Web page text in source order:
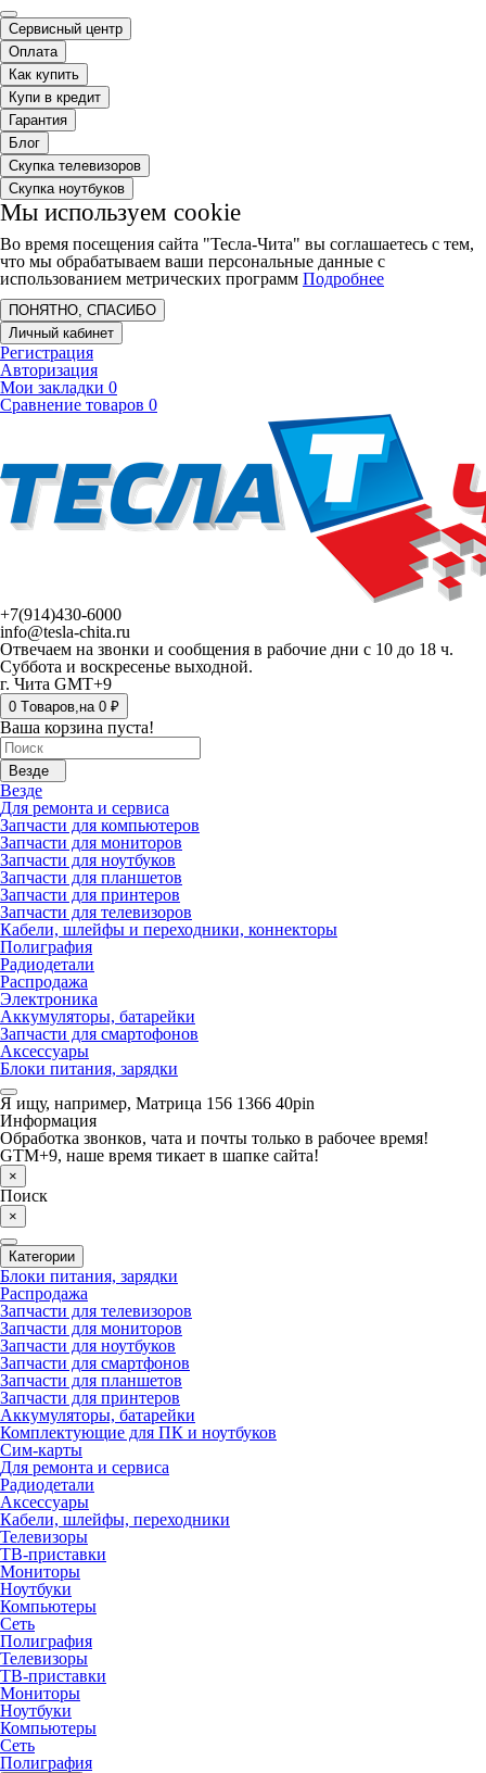
Сервисный центр
Оплата
Как купить
Купи в кредит
Гарантия
Блог
Скупка телевизоров
Скупка ноутбуков
Мы используем cookie
Во время посещения сайта "Тесла-Чита" вы соглашаетесь с тем,
что мы обрабатываем ваши персональные данные с
использованием метрических программ Подробнее
ПОНЯТНО, СПАСИБО
Личный кабинет
Регистрация
Авторизация
Мои закладки 0
Сравнение товаров 0
+7(914)430-6000
info@tesla-chita.ru
Отвечаем на звонки и сообщения в рабочие дни с 10 до 18 ч.
Суббота и воскресенье выходной.
г. Чита GMT+9
0 Tоваров,на 0 ₽
Ваша корзина пуста!
Везде
Везде
Для ремонта и сервиса
Запчасти для компьютеров
Запчасти для мониторов
Запчасти для ноутбуков
Запчасти для планшетов
Запчасти для принтеров
Запчасти для телевизоров
Кабели, шлейфы и переходники, коннекторы
Полиграфия
Радиодетали
Распродажа
Электроника
Аккумуляторы, батарейки
Запчасти для смартофонов
Аксессуары
Блоки питания, зарядки
Я ищу, например, Матрица 156 1366 40pin
Информация
Обработка звонков, чата и почты только в рабочее время!
GTM+9, наше время тикает в шапке сайта!
×
Поиск
×
Категории
Блоки питания, зарядки
Распродажа
Запчасти для телевизоров
Запчасти для мониторов
Запчасти для ноутбуков
Запчасти для смартфонов
Запчасти для планшетов
Запчасти для принтеров
Аккумуляторы, батарейки
Комплектующие для ПК и ноутбуков
Сим-карты
Для ремонта и сервиса
Радиодетали
Аксессуары
Кабели, шлейфы, переходники
Телевизоры
ТВ-приставки
Мониторы
Ноутбуки
Компьютеры
Сеть
Полиграфия
Телевизоры
ТВ-приставки
Мониторы
Ноутбуки
Компьютеры
Сеть
Полиграфия